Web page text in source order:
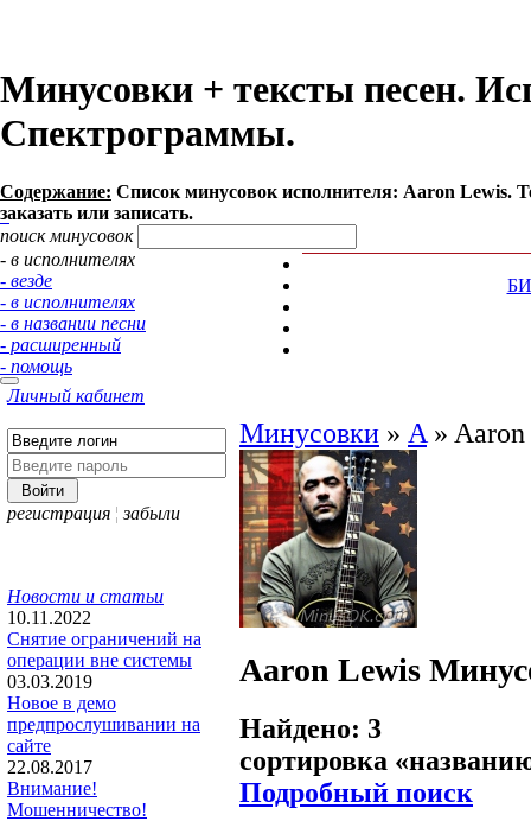
Минусовки + тексты песен.
Спектрограммы.
Содержание: Список минусовок исполнителя: Aaron Lewis.
заказать или записать.
поиск минусовок
- в исполнителях
- везде
- в исполнителях
- в названии песни
- расширенный
- помощь
Личный кабинет
регистрация ¦ забыли
Новости и статьи
10.11.2022
Снятие ограничений на
операции вне системы
03.03.2019
Новое в демо
предпрослушивании на
сайте
22.08.2017
Внимание!
Мошенничество!
Минусовки » A »
Aaron Lewis
Найдено: 3
сортировка «
Подробный поиск